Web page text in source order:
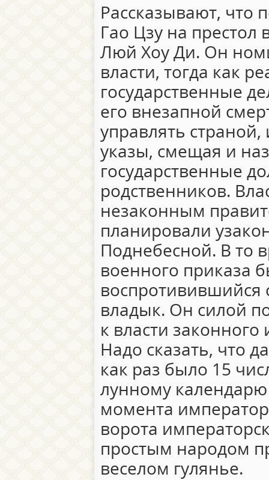
Рассказывают, что
Гао Цзу на
Люй Хоу Ди. Он
власти, тогда как
государственные
его внезапной
управлять
указы, смещая и
государственные
родственников.
незаконным
планировали
Поднебесной. В то
военного приказа
владык. Он силой
к власти
Надо сказать, что
как раз было 15
лунному
момента
ворота
простым народом
веселом гулянье.